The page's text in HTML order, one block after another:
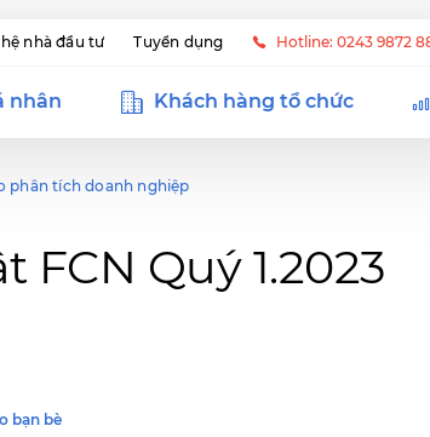
nhà đầu tư Tuyển dụng Hotline: 0243 9872
nhân Khách hàng tổ chức
phân tích doanh nghiệp
FCN Quý 1.2023
bạn bè